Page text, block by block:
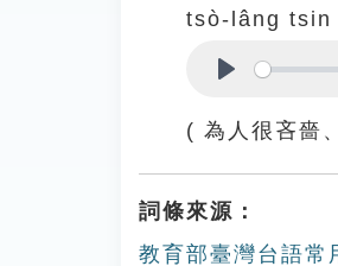
tsò-lâng tsin
( 為人很吝嗇
詞條來源：
教育部臺灣台語常